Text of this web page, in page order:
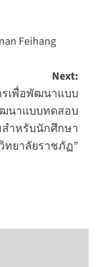
Feihang
Next:
รเพื่อพัฒนาแบบ
นาแบบทดสอบ
ำหรับนักศึกษา
ทยาลัยราชภัฏ”